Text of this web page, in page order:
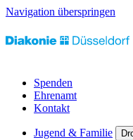
Navigation überspringen
Spenden
Ehrenamt
Kontakt
Jugend & Familie